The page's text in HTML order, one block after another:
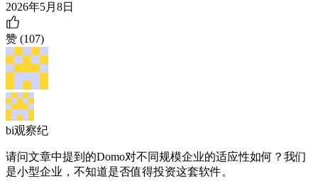
2026年5月8日
赞 (107)
bi观察纪
请问文章中提到的Domo对不同规模企业的适应性如何？我们
是小型企业，不知道是否值得投资这套软件。